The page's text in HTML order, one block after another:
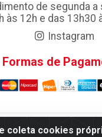
coleta cookies
de segunda
às 12h e das 13h30
Instagram
Formas de
da Limpeza F. Pereira